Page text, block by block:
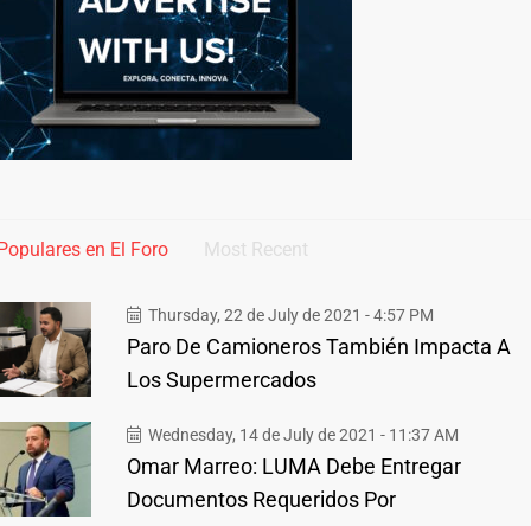
en El Foro Most Recent
Thursday, 22 de July de 2021 - 4:57 PM
Paro De Camioneros También Impacta A
Los Supermercados
Wednesday, 14 de July de 2021 - 11:37 AM
Omar Marreo: LUMA Debe Entregar
Documentos Requeridos Por